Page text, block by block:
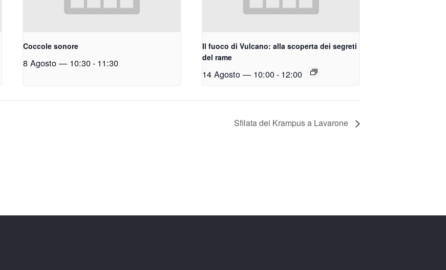
Coccole sonore
8 Agosto — 10:30- 11:30
Il fuoco di Vulcano: alla scoperta dei segreti
del rame
14 Agosto — 10:00- 12:00
Sfilata dei Krampus a Lavarone